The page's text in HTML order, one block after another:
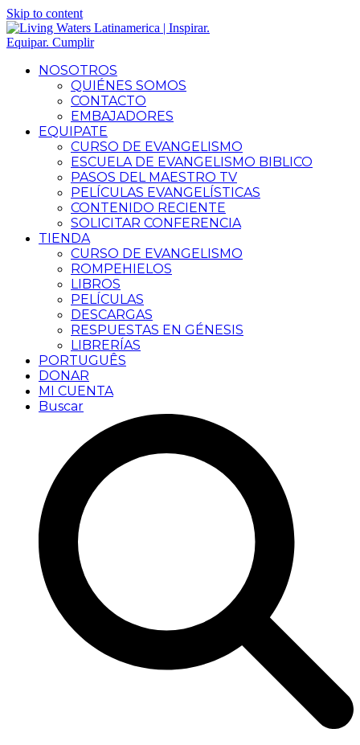
Skip to content
NOSOTROS
QUIÉNES SOMOS
CONTACTO
EMBAJADORES
EQUIPATE
CURSO DE EVANGELISMO
ESCUELA DE EVANGELISMO BIBLICO
PASOS DEL MAESTRO TV
PELÍCULAS EVANGELÍSTICAS
CONTENIDO RECIENTE
SOLICITAR CONFERENCIA
TIENDA
CURSO DE EVANGELISMO
ROMPEHIELOS
LIBROS
PELÍCULAS
DESCARGAS
RESPUESTAS EN GÉNESIS
LIBRERÍAS
PORTUGUÊS
DONAR
MI CUENTA
Buscar